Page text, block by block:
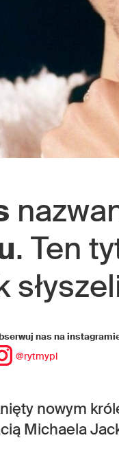
. Ten
nas na
@rytmypl
nowym
Michaela